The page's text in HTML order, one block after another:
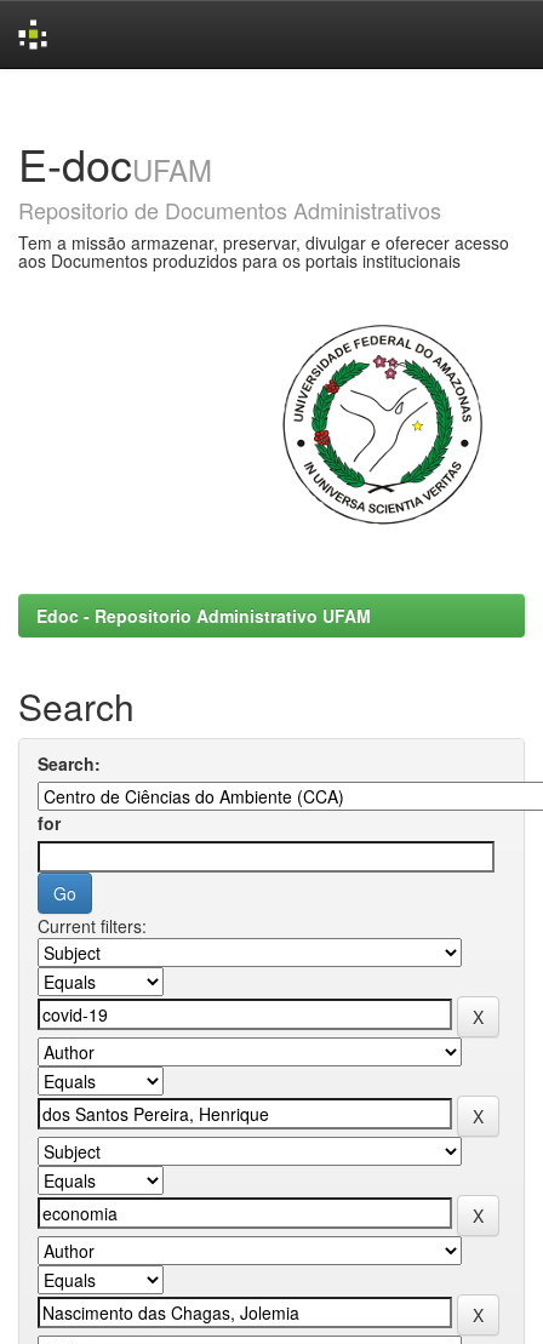
E-docUFAM
Repositorio de Documentos Administrativos
Tem a missão armazenar, preservar, divulgar e oferecer acesso
aos Documentos produzidos para os portais institucionais
Edoc - Repositorio Administrativo UFAM
Search
Search:
for
Current filters: